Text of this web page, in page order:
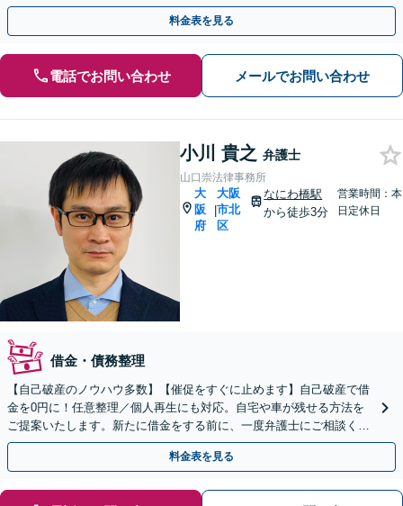
日・夜間面談可】
料金表を見る
電話でお問い合わせ メールでお問い合わせ
小川 貴之 弁護士
山口崇法律事務所
大
阪
府
|
大阪
市北
区
なにわ橋駅
から徒歩3分
営業時間：本
日定休日
借金・債務整理
【自己破産のノウハウ多数】【催促をすぐに止めます】自己破産で借
金を0円に！任意整理／個人再生にも対応。自宅や車が残せる方法を
ご提案いたします。新たに借金をする前に、一度弁護士にご相談くだ
さい【北浜駅徒歩3分】【法テラス利用可】
料金表を見る